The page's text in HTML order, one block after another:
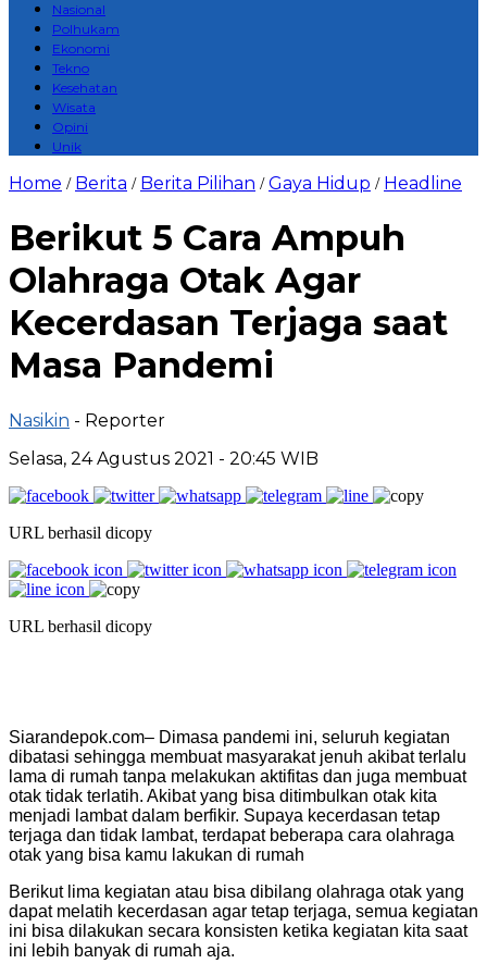
Nasional
Polhukam
Ekonomi
Tekno
Kesehatan
Wisata
Opini
Unik
Home / Berita / Berita Pilihan /Gaya Hidup / Headline
Berikut 5 Cara Ampuh
Olahraga Otak Agar
Kecerdasan Terjaga saat
Masa Pandemi
Nasikin - Reporter
Selasa, 24 Agustus 2021 - 20:45 WIB
URL berhasil dicopy
URL berhasil dicopy
Siarandepok.com– Dimasa pandemi ini, seluruh kegiatan
dibatasi sehingga membuat masyarakat jenuh akibat terlalu
lama di rumah tanpa melakukan aktifitas dan juga membuat
otak tidak terlatih. Akibat yang bisa ditimbulkan otak kita
menjadi lambat dalam berfikir. Supaya kecerdasan tetap
terjaga dan tidak lambat, terdapat beberapa cara olahraga
otak yang bisa kamu lakukan di rumah
Berikut lima kegiatan atau bisa dibilang olahraga otak yang
dapat melatih kecerdasan agar tetap terjaga, semua kegiatan
ini bisa dilakukan secara konsisten ketika kegiatan kita saat
ini lebih banyak di rumah aja.